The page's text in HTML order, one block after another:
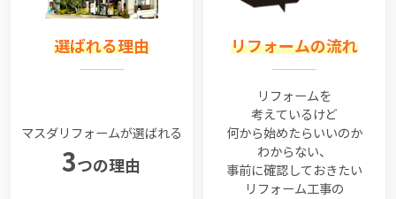
選ばれる理由
マスダリフォームが選ばれる
3つの理由
リフォームの流れ
リフォームを
考えているけど
何から始めたらいいのか
わからない、
事前に確認しておきたい
リフォーム工事の